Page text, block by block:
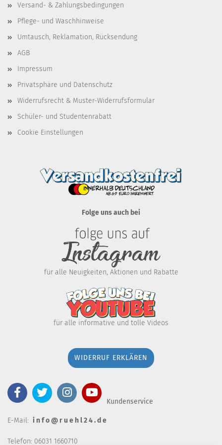
Versand- & Zahlungsbedingungen
Pflege- und Waschhinweise
Umtausch, Reklamation, Rücksendung
AGB
Impressum
Privatsphäre und Datenschutz
Widerrufsrecht & Muster-Widerrufsformular
Schüler- und Studentenrabatt
Cookie Einstellungen
Folge uns auch bei
für alle Neuigkeiten, Aktionen und Rabatte
für alle informative und tolle Videos
WIDERRUF ERKLÄREN
Kundenservice
E-Mail: i n f o @ r u e h l 2 4 . d e
Telefon: 06031 1660710